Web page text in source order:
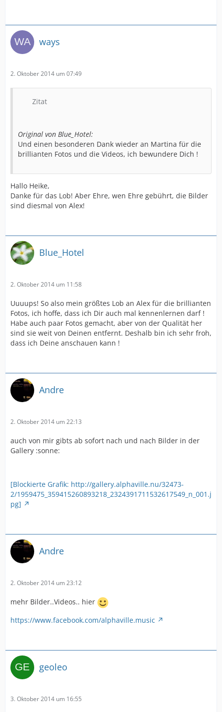
ways
2. Oktober 2014 um 07:49
Zitat
Original von Blue_Hotel:
Und einen besonderen Dank wieder an Martina für die
brillianten Fotos und die Videos, ich bewundere Dich !
Hallo Heike,
Danke für das Lob! Aber Ehre, wen Ehre gebührt, die Bilder
sind diesmal von Alex!
Blue_Hotel
2. Oktober 2014 um 11:58
Uuuups! So also mein größtes Lob an Alex für die brillianten
Fotos, ich hoffe, dass ich Dir auch mal kennenlernen darf !
Habe auch paar Fotos gemacht, aber von der Qualität her
sind sie weit von Deinen entfernt. Deshalb bin ich sehr froh,
dass ich Deine anschauen kann !
Andre
2. Oktober 2014 um 22:13
auch von mir gibts ab sofort nach und nach Bilder in der
Gallery :sonne:
[Blockierte Grafik: http://gallery.alphaville.nu/32473-
2/1959475_359415260893218_2324391711532617549_n_001.j
pg]
Andre
2. Oktober 2014 um 23:12
mehr Bilder..Videos.. hier
https://www.facebook.com/alphaville.music
geoleo
3. Oktober 2014 um 16:55